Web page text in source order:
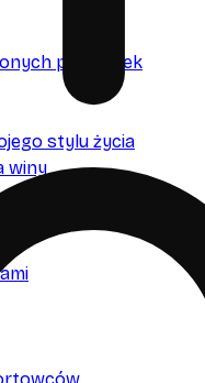
przekąsek
stylu życia
winy